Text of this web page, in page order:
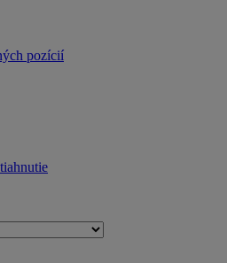
pozícií